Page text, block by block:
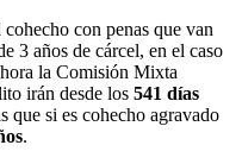
con penas que van
3 años de cárcel, en el caso
la Comisión Mixta
irán desde los 541 días
que si es cohecho agravado
.